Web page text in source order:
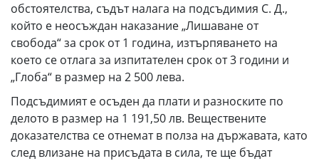
обстоятелства, съдът налага на подсъдимия С. Д.,
който е неосъждан наказание „Лишаване от
свобода“ за срок от 1 година, изтърпяването на
което се отлага за изпитателен срок от 3 години и
„Глоба“ в размер на 2 500 лева.
Подсъдимият е осъден да плати и разноските по
делото в размер на 1 191,50 лв. Веществените
доказателства се отнемат в полза на държавата, като
след влизане на присъдата в сила, те ще бъдат